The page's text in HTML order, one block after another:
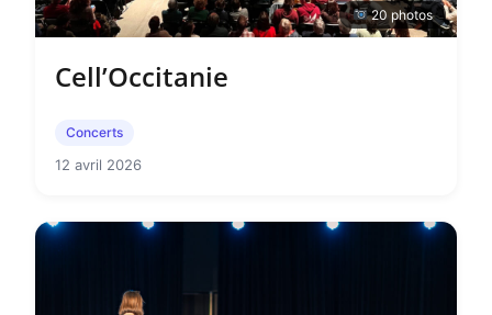
20 photos
Cell’Occitanie
Concerts
12 avril 2026